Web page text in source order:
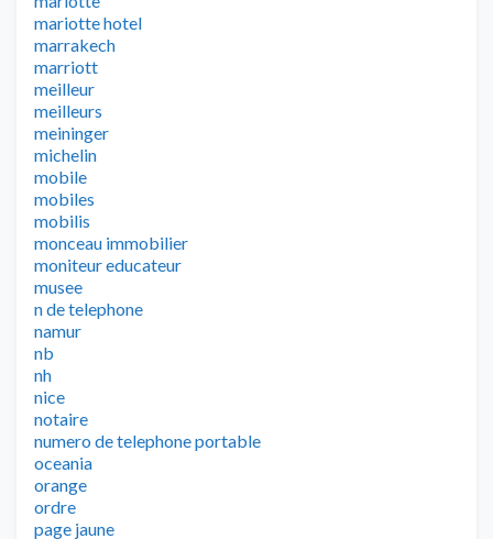
mariotte hotel
marrakech
marriott
meilleur
meilleurs
meininger
michelin
mobile
mobiles
mobilis
monceau immobilier
moniteur educateur
musee
n de telephone
namur
nb
nh
nice
notaire
numero de telephone portable
oceania
orange
ordre
page jaune